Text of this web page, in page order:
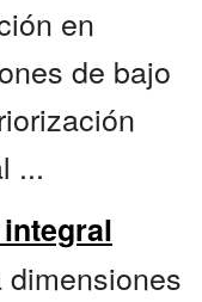
en
de bajo
...
dimensiones